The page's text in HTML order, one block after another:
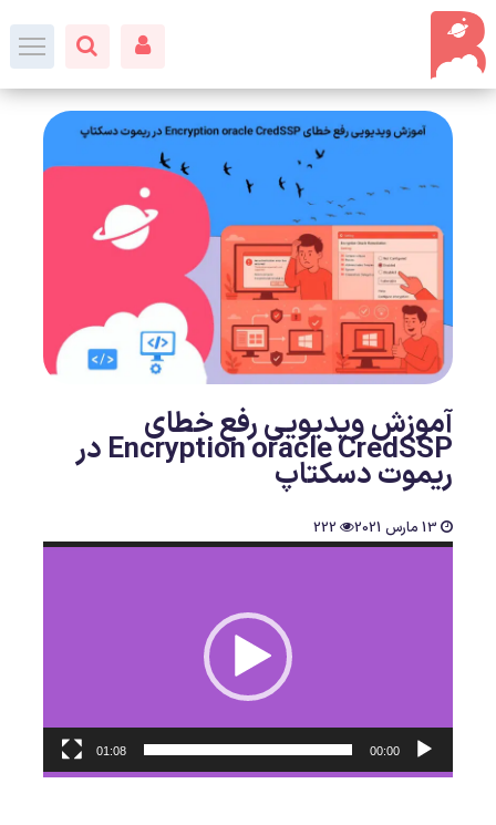
آموزش ویدیویی رفع خطای
Encryption oracle CredSSP در
ریموت دسکتاپ
00:00
01:08